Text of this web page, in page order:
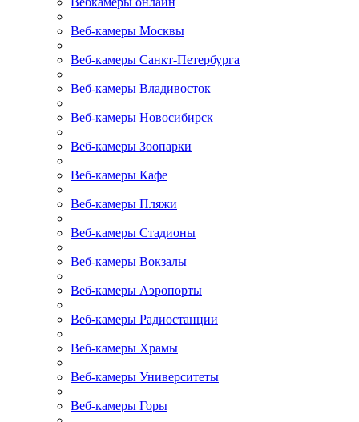
Веб-камеры Москвы
Веб-камеры Санкт-Петербурга
Веб-камеры Владивосток
Веб-камеры Новосибирск
Веб-камеры Зоопарки
Веб-камеры Кафе
Веб-камеры Пляжи
Веб-камеры Стадионы
Веб-камеры Вокзалы
Веб-камеры Аэропорты
Веб-камеры Радиостанции
Веб-камеры Храмы
Веб-камеры Университеты
Веб-камеры Горы